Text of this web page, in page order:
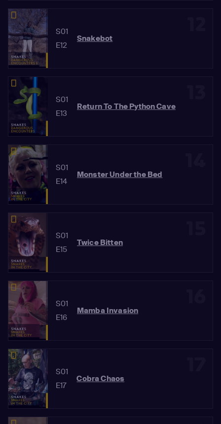
S01
E12
Snakebot
S01
E13
Return To The Python Cave
S01
E14
Monster Under the Bed
S01
E15
Twice Bitten
S01
E16
Mamba Invasion
S01
E17
Cobra Chaos